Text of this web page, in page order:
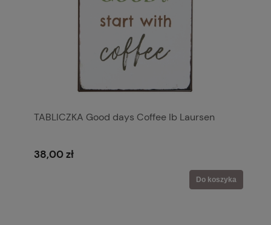
TABLICZKA Good days Coffee Ib Laursen
38,00 zł
Do koszyka